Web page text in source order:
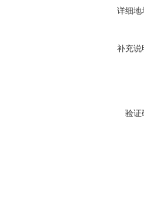
详细地
补充说
验证